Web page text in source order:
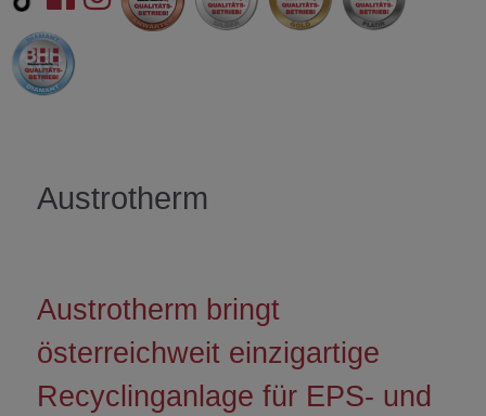
Austrotherm
Austrotherm bringt
österreichweit einzigartige
Recyclinganlage für EPS- und